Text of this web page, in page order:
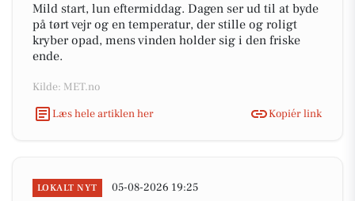
Mild start, lun eftermiddag. Dagen ser ud til at byde
på tørt vejr og en temperatur, der stille og roligt
kryber opad, mens vinden holder sig i den friske
ende.
Kilde: MET.no
Læs hele artiklen her
Kopiér link
LOKALT NYT 05-08-2026 19:25